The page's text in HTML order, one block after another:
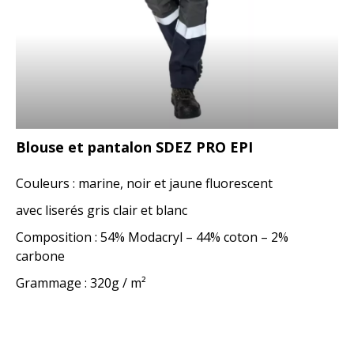
Blouse et pantalon SDEZ PRO EPI
Couleurs : marine, noir et jaune fluorescent
avec liserés gris clair et blanc
Composition : 54% Modacryl – 44% coton – 2%
carbone
Grammage : 320g / m²